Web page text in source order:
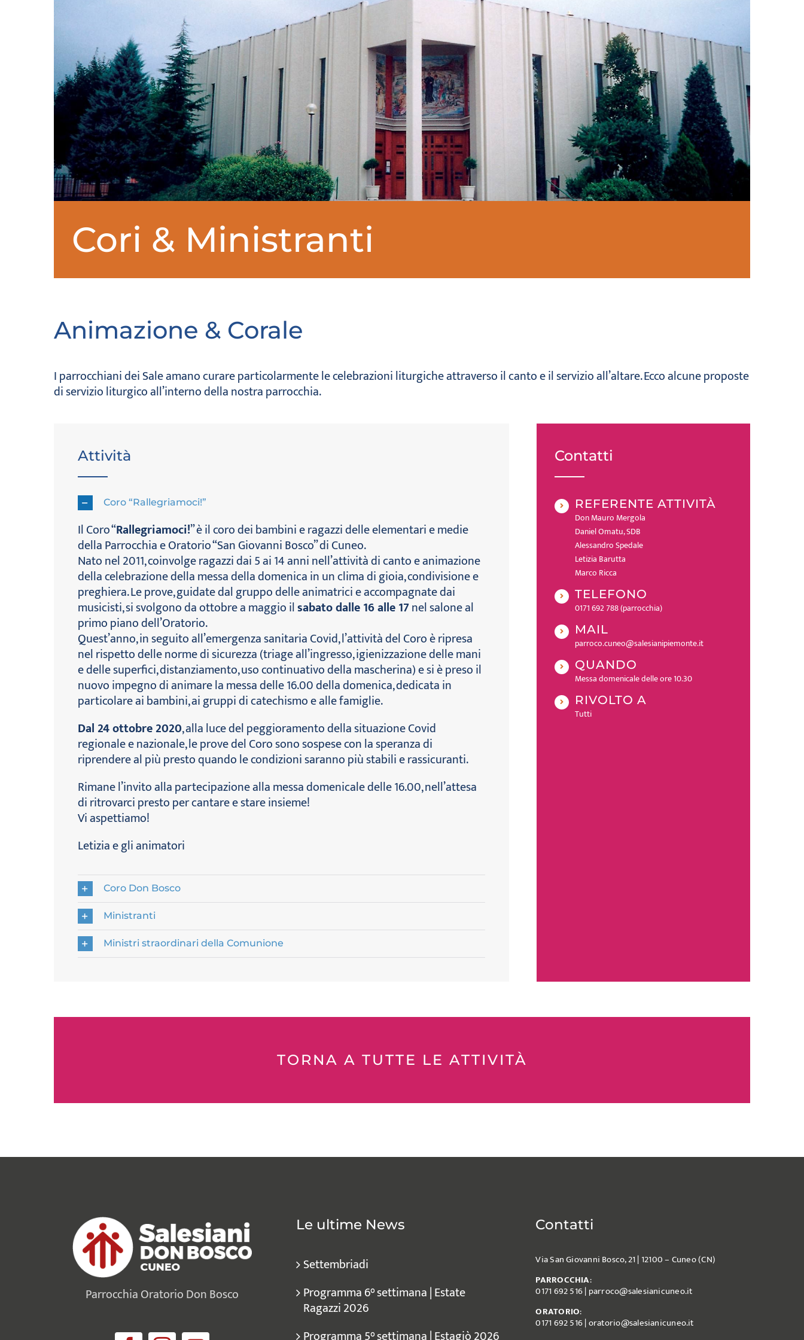
Cori & Ministranti
Animazione & Corale
I parrocchiani dei Sale amano curare particolarmente le celebrazioni liturgiche attraverso il canto e il servizio all’altare. Ecco alcune proposte
di servizio liturgico all’interno della nostra parrocchia.
Attività
Coro “Rallegriamoci!”
​Il Coro “Rallegriamoci!” è il coro dei bambini e ragazzi delle elementari e medie
della Parrocchia e Oratorio “San Giovanni Bosco” di Cuneo.
Nato nel 2011, coinvolge ragazzi dai 5 ai 14 anni nell’attività di canto e animazione
della celebrazione della messa della domenica in un clima di gioia, condivisione e
preghiera. Le prove, guidate dal gruppo delle animatrici e accompagnate dai
musicisti, si svolgono da ottobre a maggio ilsabato dalle 16 alle 17nel salone al
primo piano dell’Oratorio.
Quest’anno, in seguito all’emergenza sanitaria Covid, l’attività del Coro è ripresa
nel rispetto delle norme di sicurezza (triage all’ingresso, igienizzazione delle mani
e delle superfici, distanziamento, uso continuativo della mascherina) e si è preso il
nuovo impegno di animare la messa delle 16.00 della domenica, dedicata in
particolare ai bambini, ai gruppi di catechismo e alle famiglie.
Dal 24 ottobre 2020, alla luce del peggioramento della situazione Covid
regionale e nazionale, le prove del Coro sono sospese con la speranza di
riprendere al più presto quando le condizioni saranno più stabili e rassicuranti.
Rimane l’invito alla partecipazione alla messa domenicale delle 16.00, nell’attesa
di ritrovarci presto per cantare e stare insieme!
Vi aspettiamo!
Letizia e gli animatori
Coro Don Bosco
Ministranti
Ministri straordinari della Comunione
Contatti
REFERENTE ATTIVITÀ
Don Mauro Mergola
Daniel Omatu, SDB
Alessandro Spedale
Letizia Barutta
Marco Ricca
TELEFONO
0171 692 788 (parrocchia)
MAIL
parroco.cuneo@salesianipiemonte.it
QUANDO
Messa domenicale delle ore 10.30
RIVOLTO A
Tutti
TORNA A TUTTE LE ATTIVITÀ
Parrocchia Oratorio Don Bosco
Le ultime News
Settembriadi
Programma 6° settimana | Estate
Ragazzi 2026
Contatti
Via San Giovanni Bosco, 21 | 12100 – Cuneo (CN)
PARROCCHIA:
0171 692 516| parroco@salesianicuneo.it
ORATORIO:
0171 692 516|oratorio@salesianicuneo.it